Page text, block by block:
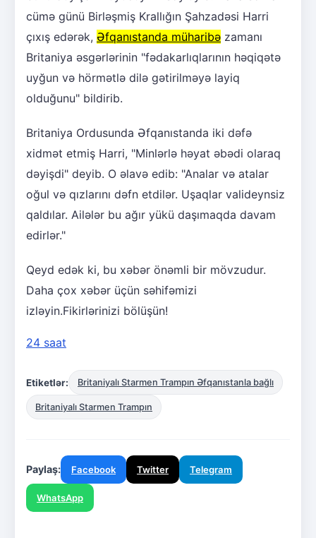
cümə günü Birləşmiş Krallığın Şahzadəsi Harri
çıxış edərək, Əfqanıstanda müharibə zamanı
Britaniya əsgərlərinin "fədakarlıqlarının həqiqətə
uyğun və hörmətlə dilə gətirilməyə layiq
olduğunu" bildirib.
Britaniya Ordusunda Əfqanıstanda iki dəfə
xidmət etmiş Harri, "Minlərlə həyat əbədi olaraq
dəyişdi" deyib. O əlavə edib: "Analar və atalar
oğul və qızlarını dəfn etdilər. Uşaqlar valideynsiz
qaldılar. Ailələr bu ağır yükü daşımaqda davam
edirlər."
Qeyd edək ki, bu xəbər önəmli bir mövzudur.
Daha çox xəbər üçün səhifəmizi
izləyin.Fikirlərinizi bölüşün!
24 saat
Etiketlər: Britaniyalı Starmen Trampın Əfqanıstanla bağlı
Britaniyalı Starmen Trampın
Paylaş: Facebook Twitter Telegram
WhatsApp